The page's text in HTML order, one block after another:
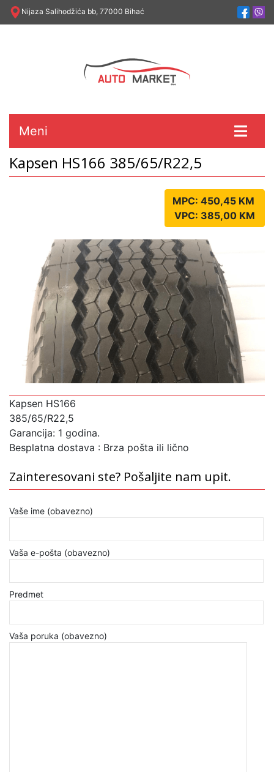
Nijaza Salihodžića bb, 77000 Bihać
Meni
Kapsen HS166 385/65/R22,5
MPC: 450,45 KM
VPC: 385,00 KM
Kapsen HS166
385/65/R22,5
Garancija: 1 godina.
Besplatna dostava : Brza pošta ili lično
Zainteresovani ste? Pošaljite nam upit.
Vaše ime (obavezno)
Vaša e-pošta (obavezno)
Predmet
Vaša poruka (obavezno)